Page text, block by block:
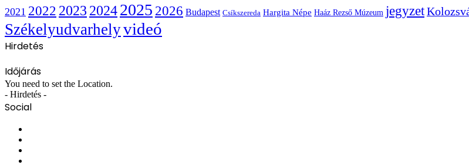
2021 2022 2023 20242025 2026 Budapest Csíkszereda Hargita Népe Haáz Rezső Múzeum jegyzet
Székelyudvarhelyvideó
Hirdetés
Időjárás
You need to set the Location.
- Hirdetés -
Social